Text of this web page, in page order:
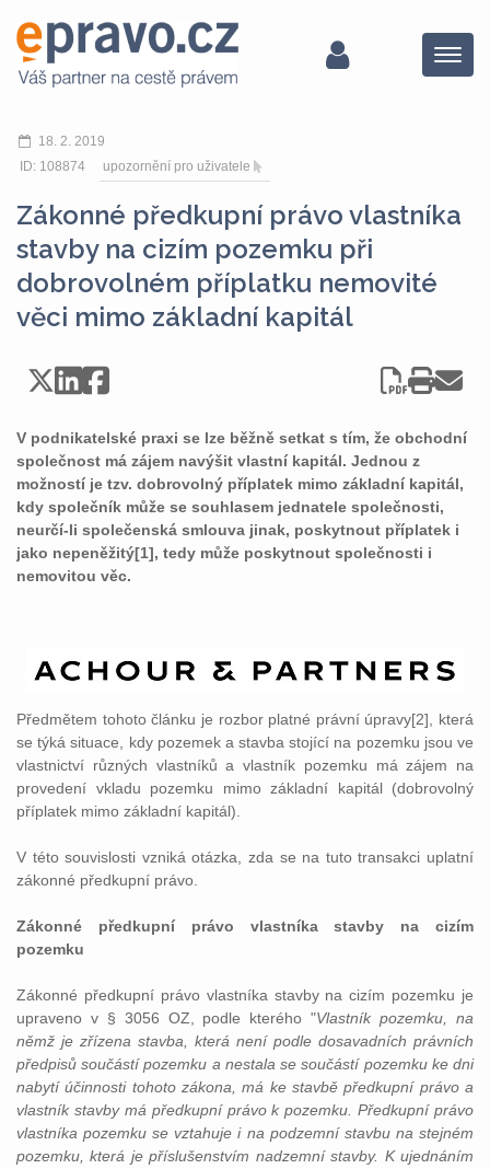
Menu
18. 2. 2019
ID: 108874
upozornění pro uživatele
Zákonné předkupní právo vlastníka
stavby na cizím pozemku při
dobrovolném příplatku nemovité
věci mimo základní kapitál
V podnikatelské praxi se lze běžně setkat s tím, že obchodní
společnost má zájem navýšit vlastní kapitál. Jednou z
možností je tzv. dobrovolný příplatek mimo základní kapitál,
kdy společník může se souhlasem jednatele společnosti,
neurčí-li společenská smlouva jinak, poskytnout příplatek i
jako nepeněžitý[1], tedy může poskytnout společnosti i
nemovitou věc.
Předmětem tohoto článku je rozbor platné právní úpravy[2], která
se týká situace, kdy pozemek a stavba stojící na pozemku jsou ve
vlastnictví různých vlastníků a vlastník pozemku má zájem na
provedení vkladu pozemku mimo základní kapitál (dobrovolný
příplatek mimo základní kapitál).
V této souvislosti vzniká otázka, zda se na tuto transakci uplatní
zákonné předkupní právo.
Zákonné předkupní právo vlastníka stavby na cizím
pozemku
Zákonné předkupní právo vlastníka stavby na cizím pozemku je
upraveno v § 3056 OZ, podle kterého "Vlastník pozemku, na
němž je zřízena stavba, která není podle dosavadních právních
předpisů součástí pozemku a nestala se součástí pozemku ke dni
nabytí účinnosti tohoto zákona, má ke stavbě předkupní právo a
vlastník stavby má předkupní právo k pozemku. Předkupní právo
vlastníka pozemku se vztahuje i na podzemní stavbu na stejném
pozemku, která je příslušenstvím nadzemní stavby. K ujednáním